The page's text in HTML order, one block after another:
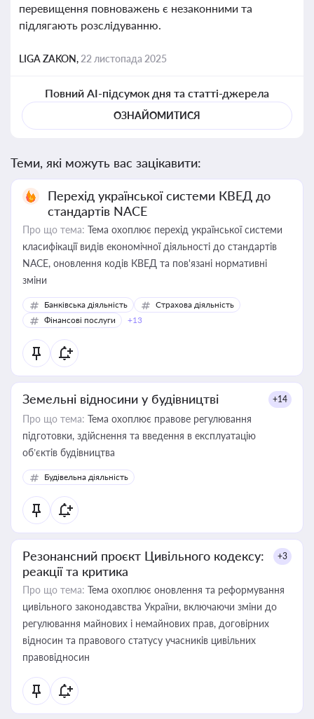
перевищення повноважень є незаконними та
підлягають розслідуванню.
LIGA ZAKON, 22 листопада 2025
Повний AI-підсумок дня та статті-джерела
ОЗНАЙОМИТИСЯ
Теми, які можуть вас зацікавити:
Перехід української системи КВЕД до
стандартів NACE
Про що тема: Тема охоплює перехід української системи
класифікації видів економічної діяльності до стандартів
NACE, оновлення кодів КВЕД та пов'язані нормативні
зміни
Банківська діяльність
Страхова діяльність
Фінансові послуги
+13
Земельні відносини у будівництві +14
Про що тема: Тема охоплює правове регулювання
підготовки, здійснення та введення в експлуатацію
об’єктів будівництва
Будівельна діяльність
Резонансний проєкт Цивільного кодексу:
реакції та критика
+3
Про що тема: Тема охоплює оновлення та реформування
цивільного законодавства України, включаючи зміни до
регулювання майнових і немайнових прав, договірних
відносин та правового статусу учасників цивільних
правовідносин